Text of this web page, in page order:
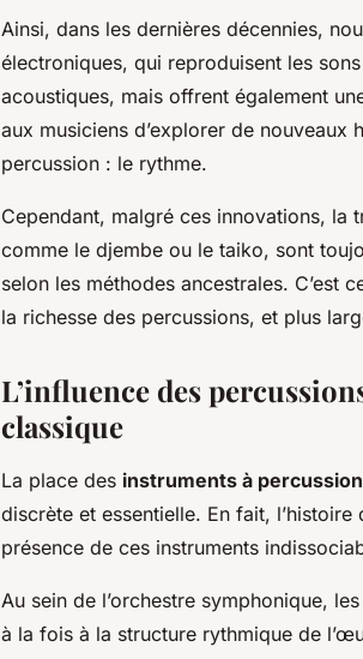
Ainsi, dans les dernières décennies,
électroniques, qui reproduisent les
acoustiques, mais offrent également
aux musiciens d’explorer de nouveaux
percussion : le rythme.
Cependant, malgré ces innovations, la
comme le djembe ou le taiko, sont
selon les méthodes ancestrales. C’est
la richesse des percussions, et plus
L’influence des
classique
La place des instruments à percussion
discrète et essentielle. En fait,
présence de ces instruments
Au sein de l’orchestre symphonique,
à la fois à la structure rythmique de